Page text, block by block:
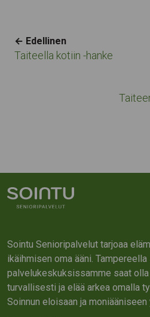
Navigation
← Edellinen
Taiteella kotiin -hanke
Sointu Senioripalvelut tarjoaa
ikäihmisen oma ääni.
palvelukeskuksissamme saat
turvallisesti ja elää arkea omalla
Soinnun eloisaan ja